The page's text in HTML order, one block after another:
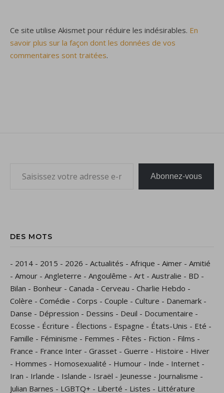
Ce site utilise Akismet pour réduire les indésirables. En
savoir plus sur la façon dont les données de vos
commentaires sont traitées.
Abonnez-vous
DES MOTS
- 2014 - 2015 - 2026 - Actualités - Afrique - Aimer - Amitié
- Amour - Angleterre - Angoulême - Art - Australie - BD -
Bilan - Bonheur - Canada - Cerveau - Charlie Hebdo -
Colère - Comédie - Corps - Couple - Culture - Danemark -
Danse - Dépression - Dessins - Deuil - Documentaire -
Ecosse - Écriture - Élections - Espagne - États-Unis - Eté -
Famille - Féminisme - Femmes - Fêtes - Fiction - Films -
France - France Inter - Grasset - Guerre - Histoire - Hiver
- Hommes - Homosexualité - Humour - Inde - Internet -
Iran - Irlande - Islande - Israël - Jeunesse - Journalisme -
Julian Barnes - LGBTQ+ - Liberté - Listes - Littérature